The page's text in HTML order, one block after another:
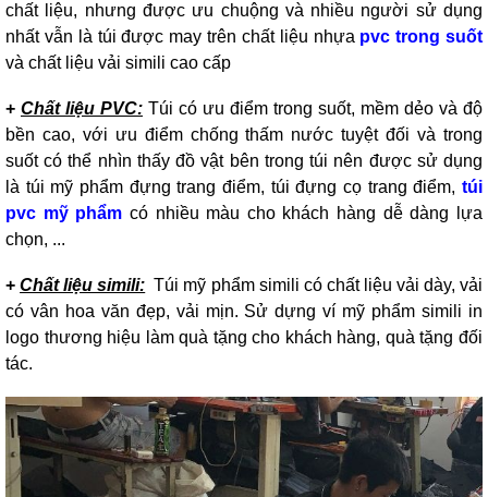
chất liệu, nhưng được ưu chuộng và nhiều người sử dụng
nhất vẫn là túi được may trên chất liệu nhựa pvc trong suốt
và chất liệu vải simili cao cấp
+ Chất liệu PVC: Túi có ưu điểm trong suốt, mềm dẻo và độ
bền cao, với ưu điểm chống thấm nước tuyệt đối và trong
suốt có thể nhìn thấy đồ vật bên trong túi nên được sử dụng
là túi mỹ phẩm đựng trang điểm, túi đựng cọ trang điểm, túi
pvc mỹ phẩm có nhiều màu cho khách hàng dễ dàng lựa
chọn, ...
+Chất liệu simili: Túi mỹ phẩm simili có chất liệu vải dày, vải
có vân hoa văn đẹp, vải mịn. Sử dựng ví mỹ phẩm simili in
logo thương hiệu làm quà tặng cho khách hàng, quà tặng đối
tác.